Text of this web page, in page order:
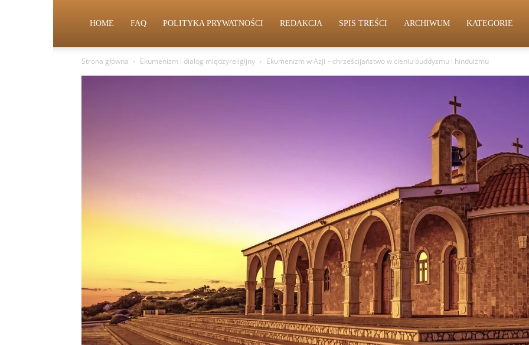
HOME FAQ POLITYKA PRYWATNOŚCI REDAKCJA SPIS TREŚCI ARCHIWUM KATEGORIE
Strona główna Ekumenizm i dialog międzyreligijny Ekumenizm w Azji – chrześcijaństwo w cieniu buddyzmu i hinduizmu